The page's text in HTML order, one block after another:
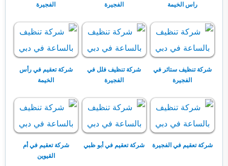
راس الخيمة
الفجيرة
الفجيرة
شركة تنظيف ستائر في
الفجيرة
شركة تنظيف فلل في
الفجيرة
شركة تعقيم في رأس
الخيمة
شركة تعقيم في الفجيرة شركة تعقيم في أبو ظبي
شركة تعقيم في أم
القيوين